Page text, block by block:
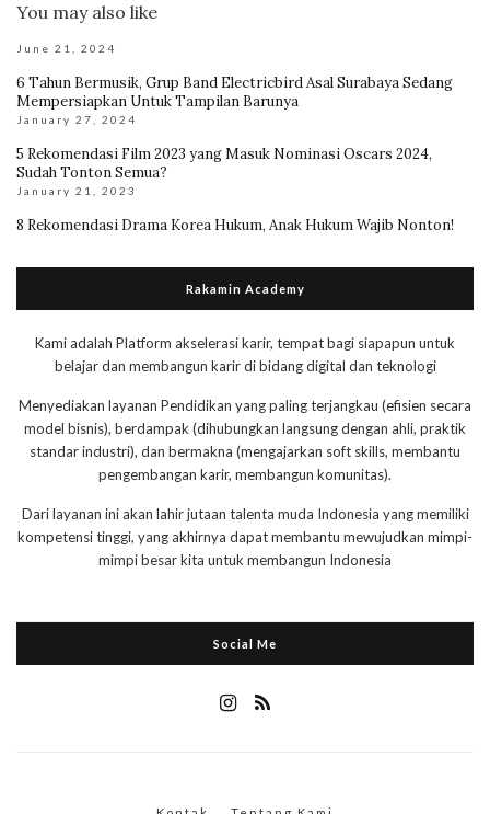
You may also like
June 21, 2024
6 Tahun Bermusik, Grup Band Electricbird Asal Surabaya Sedang
Mempersiapkan Untuk Tampilan Barunya
January 27, 2024
5 Rekomendasi Film 2023 yang Masuk Nominasi Oscars 2024,
Sudah Tonton Semua?
January 21, 2023
8 Rekomendasi Drama Korea Hukum, Anak Hukum Wajib Nonton!
Rakamin Academy
Kami adalah Platform akselerasi karir, tempat bagi siapapun untuk
belajar dan membangun karir di bidang digital dan teknologi
Menyediakan layanan Pendidikan yang paling terjangkau (efisien secara
model bisnis), berdampak (dihubungkan langsung dengan ahli, praktik
standar industri), dan bermakna (mengajarkan soft skills, membantu
pengembangan karir, membangun komunitas).
Dari layanan ini akan lahir jutaan talenta muda Indonesia yang memiliki
kompetensi tinggi, yang akhirnya dapat membantu mewujudkan mimpi-
mimpi besar kita untuk membangun Indonesia
Social Me